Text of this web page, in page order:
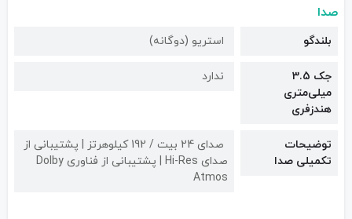
صدا
بلندگو استریو (دوگانه)
جک 3.5
میلی‌متری
هندزفری
ندارد
توضیحات
تکمیلی صدا
صدای 24 بیت / 192 کیلوهرتز | پشتیبانی از
صدای Hi-Res | پشتیبانی از فناوری Dolby
Atmos